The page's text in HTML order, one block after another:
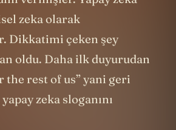
zeka olarak
Dikkatimi çeken şey
oldu. Daha ilk duyurudan
the rest of us” yani geri
zeka sloganını